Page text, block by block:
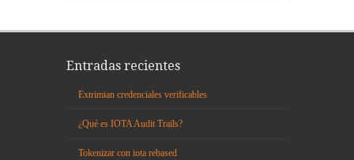
Entradas recientes
Extrimian credenciales verificables
¿Qué es IOTA Audit Trails?
Tokenizar con iota rebased